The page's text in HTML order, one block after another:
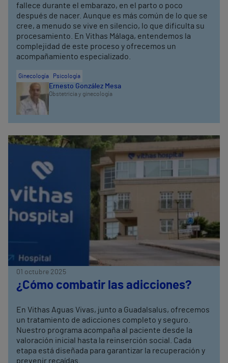
fallece durante el embarazo, en el parto o poco
después de nacer. Aunque es más común de lo que se
cree, a menudo se vive en silencio, lo que dificulta su
procesamiento. En Vithas Málaga, entendemos la
complejidad de este proceso y ofrecemos un
acompañamiento especializado.
Ginecología Psicología
Ernesto González Mesa
Obstetricia y ginecología
01 octubre 2025
¿Cómo combatir las adicciones?
En Vithas Aguas Vivas, junto a Guadalsalus, ofrecemos
un tratamiento de adicciones completo y seguro.
Nuestro programa acompaña al paciente desde la
valoración inicial hasta la reinserción social. Cada
etapa está diseñada para garantizar la recuperación y
prevenir recaídas.